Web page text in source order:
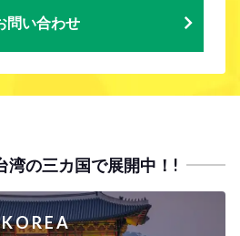
問い合わせ
湾の三カ国で展開中！!
KOREA